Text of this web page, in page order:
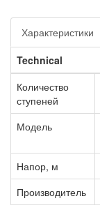
Характеристики
Technical
Количество
ступеней
Модель
Напор, м
Производитель